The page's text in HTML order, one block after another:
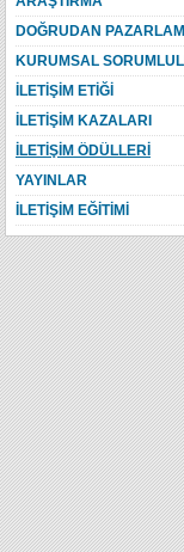
DOĞRUDAN
KURUMSAL
İLETİŞİM ETİĞİ
İLETİŞİM KAZALARI
İLETİŞİM ÖDÜLLERİ
YAYINLAR
İLETİŞİM EĞİTİMİ